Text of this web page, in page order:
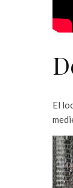
El